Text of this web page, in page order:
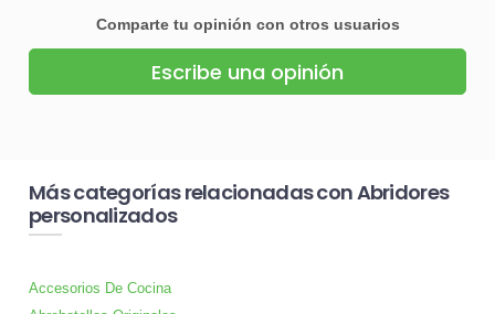
Comparte tu opinión con otros usuarios
Escribe una opinión
Más categorías relacionadas con Abridores
personalizados
Accesorios De Cocina